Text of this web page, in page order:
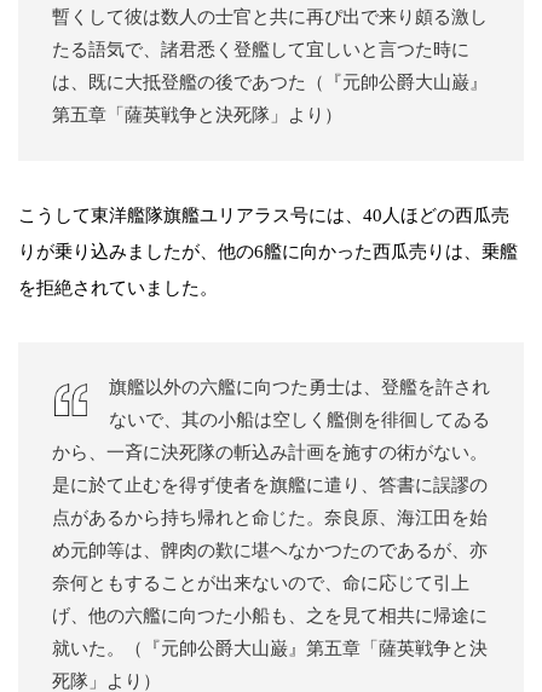
暫くして彼は数人の士官と共に再ぴ出で来り頗る激し
たる語気で、諸君悉く登艦して宜しいと言つた時に
は、既に大抵登艦の後であつた（『元帥公爵大山巌』
第五章「薩英戦争と決死隊」より）
こうして東洋艦隊旗艦ユリアラス号には、40人ほどの西瓜売
りが乗り込みましたが、他の6艦に向かった西瓜売りは、乗艦
を拒絶されていました。
旗艦以外の六艦に向つた勇士は、登艦を許され
ないで、其の小船は空しく艦側を徘徊してゐる
から、一斉に決死隊の斬込み計画を施すの術がない。
是に於て止むを得ず使者を旗艦に遣り、答書に誤謬の
点があるから持ち帰れと命じた。奈良原、海江田を始
め元帥等は、髀肉の歎に堪ヘなかつたのであるが、亦
奈何ともすることが出来ないので、命に応じて引上
げ、他の六艦に向つた小船も、之を見て相共に帰途に
就いた。（『元帥公爵大山巌』第五章「薩英戦争と決
死隊」より）